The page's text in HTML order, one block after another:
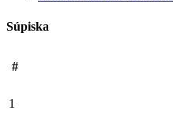
Súpiska
#
1